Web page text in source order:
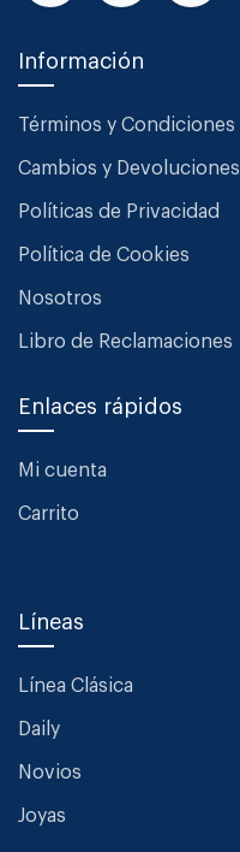
Información
Términos y Condiciones
Cambios y Devoluciones
Políticas de Privacidad
Política de Cookies
Nosotros
Libro de Reclamaciones
Enlaces rápidos
Mi cuenta
Carrito
Líneas
Línea Clásica
Daily
Novios
Joyas